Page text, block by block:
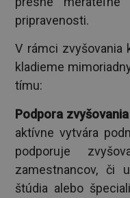
pripravenosti.
V rámci zvyšovania
kladieme
tímu:
Podpora
aktívne vytvára
podporuje
zamestnancov, či
štúdia alebo